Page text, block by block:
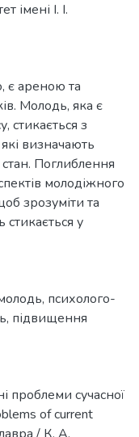
імені І. І.
є ареною та
Молодь, яка є
стикається з
визначають
стан. Поглиблення
молодіжного
зрозуміти та
у
, психолого-
, підвищення
проблеми сучасної
of current